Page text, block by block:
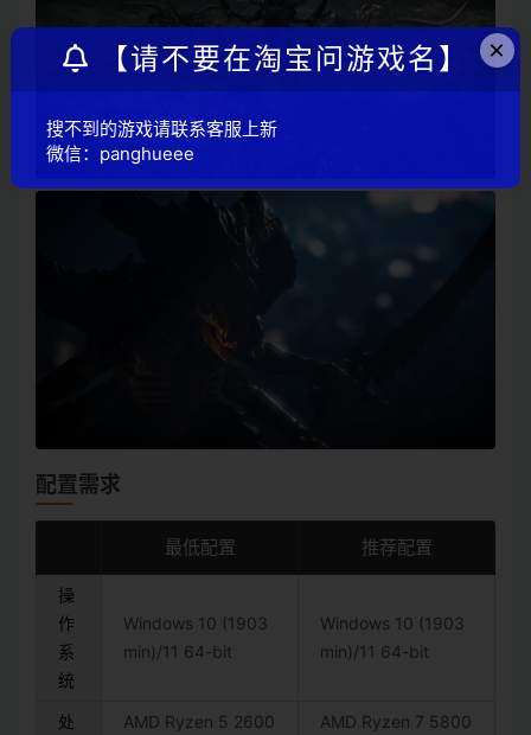
配置需求
最低配置 推荐配置
操
作
系
统
Windows 10 (1903
min)/11 64-bit
Windows 10 (1903
min)/11 64-bit
处
AMD Ryzen 5 2600
AMD Ryzen 7 5800
×
【请不要在淘宝问游戏名】
搜不到的游戏请联系客服上新
微信：panghueee